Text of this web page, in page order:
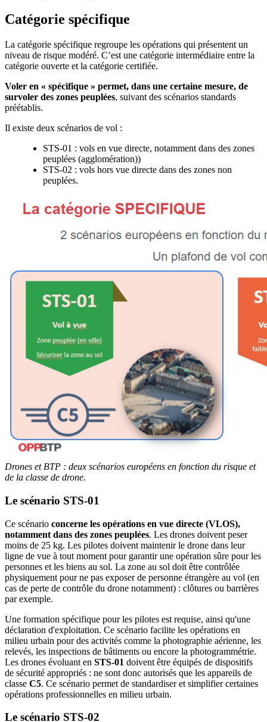
Catégorie spécifique
La catégorie spécifique regroupe les opérations qui présentent un
niveau de risque modéré. C’est une catégorie intermédiaire entre la
catégorie ouverte et la catégorie certifiée.
Voler en « spécifique » permet, dans une certaine mesure, de
survoler des zones peuplées, suivant des scénarios standards
préétablis.
Il existe deux scénarios de vol :
STS-01 : vols en vue directe, notamment dans des zones
peuplées (agglomération))
STS-02 : vols hors vue directe dans des zones non
peuplées.
Drones et BTP : deux scénarios européens en fonction du risque et
de la classe de drone.
Le scénario STS-01
Ce scénario concerne les opérations en vue directe (VLOS),
notamment dans des zones peuplées. Les drones doivent peser
moins de 25 kg. Les pilotes doivent maintenir le drone dans leur
ligne de vue à tout moment pour garantir une opération sûre pour les
personnes et les biens au sol. La zone au sol doit être contrôlée
physiquement pour ne pas exposer de personne étrangère au vol (en
cas de perte de contrôle du drone notamment) : clôtures ou barrières
par exemple.
Une formation spécifique pour les pilotes est requise, ainsi qu'une
déclaration d'exploitation. Ce scénario facilite les opérations en
milieu urbain pour des activités comme la photographie aérienne, les
relevés, les inspections de bâtiments ou encore la photogrammétrie.
Les drones évoluant en STS-01 doivent être équipés de dispositifs
de sécurité appropriés : ne sont donc autorisés que les appareils de
classe C5. Ce scénario permet de standardiser et simplifier certaines
opérations professionnelles en milieu urbain.
Le scénario STS-02